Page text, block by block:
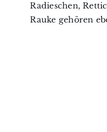
Radieschen,
Rauke gehören